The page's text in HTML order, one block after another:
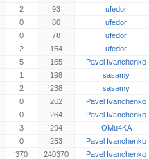
2 93
ufedor
0 80
ufedor
0 78
ufedor
2 154
ufedor
5 165
Pavel Ivanchenko
1 198
sasamy
2 238
sasamy
0 262
Pavel Ivanchenko
0 264
Pavel Ivanchenko
3 294
OMu4KA
0 253
Pavel Ivanchenko
370 240370
Pavel Ivanchenko